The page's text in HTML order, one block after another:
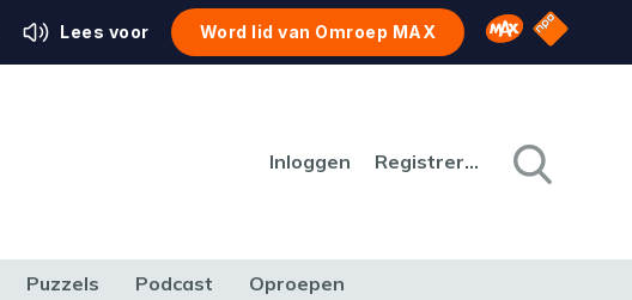
Lees voor Word lid van Omroep MAX Omroep MAX
NPO
Inloggen Registreren
Puzzels Podcast Oproepen